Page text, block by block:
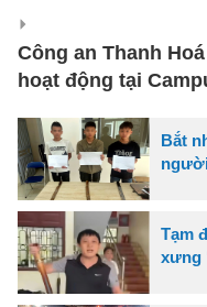
Công an Thanh
hoạt động tại
Bắt
Tạm
xưng